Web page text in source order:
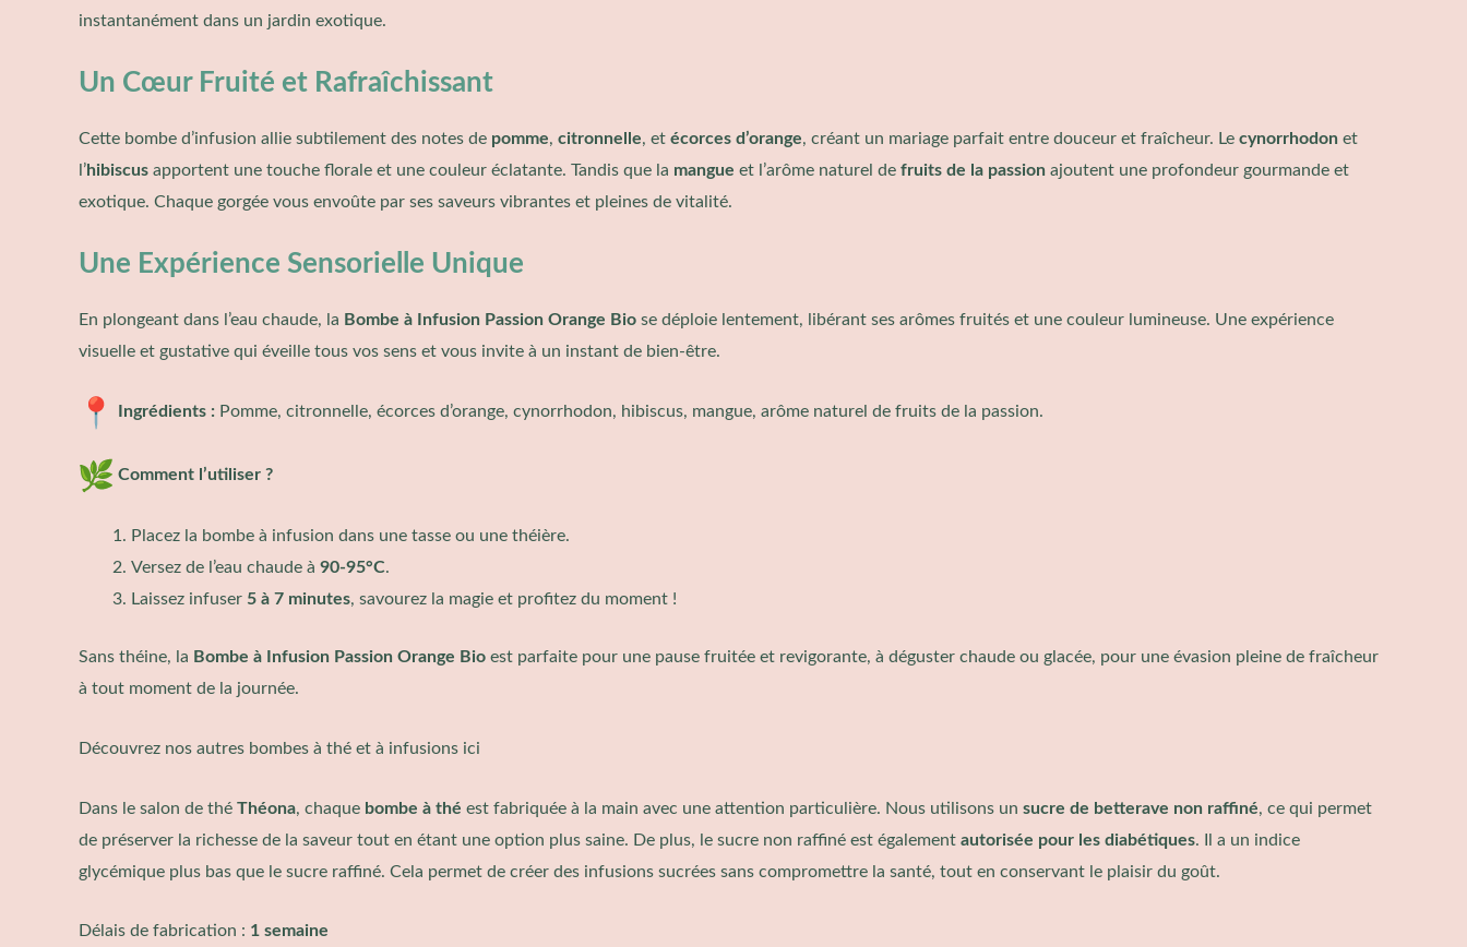
instantanément dans un jardin exotique.
Un Cœur Fruité et Rafraîchissant
Cette bombe d’infusion allie subtilement des notes de pomme, citronnelle, et écorces d’orange, créant un mariage parfait entre douceur et fraîcheur. Le cynorrhodon et
l’hibiscus apportent une touche florale et une couleur éclatante. Tandis que la mangue et l’arôme naturel de fruits de la passion ajoutent une profondeur gourmande et
exotique. Chaque gorgée vous envoûte par ses saveurs vibrantes et pleines de vitalité.
Une Expérience Sensorielle Unique
En plongeant dans l’eau chaude, la Bombe à Infusion Passion Orange Bio se déploie lentement, libérant ses arômes fruités et une couleur lumineuse. Une expérience
visuelle et gustative qui éveille tous vos sens et vous invite à un instant de bien-être.
Ingrédients : Pomme, citronnelle, écorces d’orange, cynorrhodon, hibiscus, mangue, arôme naturel de fruits de la passion.
Comment l’utiliser ?
Placez la bombe à infusion dans une tasse ou une théière.
Versez de l’eau chaude à 90-95°C.
Laissez infuser 5 à 7 minutes, savourez la magie et profitez du moment !
Sans théine, la Bombe à Infusion Passion Orange Bio est parfaite pour une pause fruitée et revigorante, à déguster chaude ou glacée, pour une évasion pleine de fraîcheur
à tout moment de la journée.
Découvrez nos autres bombes à thé et à infusions ici
Dans le salon de thé Théona, chaque bombe à thé est fabriquée à la main avec une attention particulière. Nous utilisons un sucre de betterave non raffiné, ce qui permet
de préserver la richesse de la saveur tout en étant une option plus saine. De plus, le sucre non raffiné est également autorisée pour les diabétiques. Il a un indice
glycémique plus bas que le sucre raffiné. Cela permet de créer des infusions sucrées sans compromettre la santé, tout en conservant le plaisir du goût.
Délais de fabrication : 1 semaine